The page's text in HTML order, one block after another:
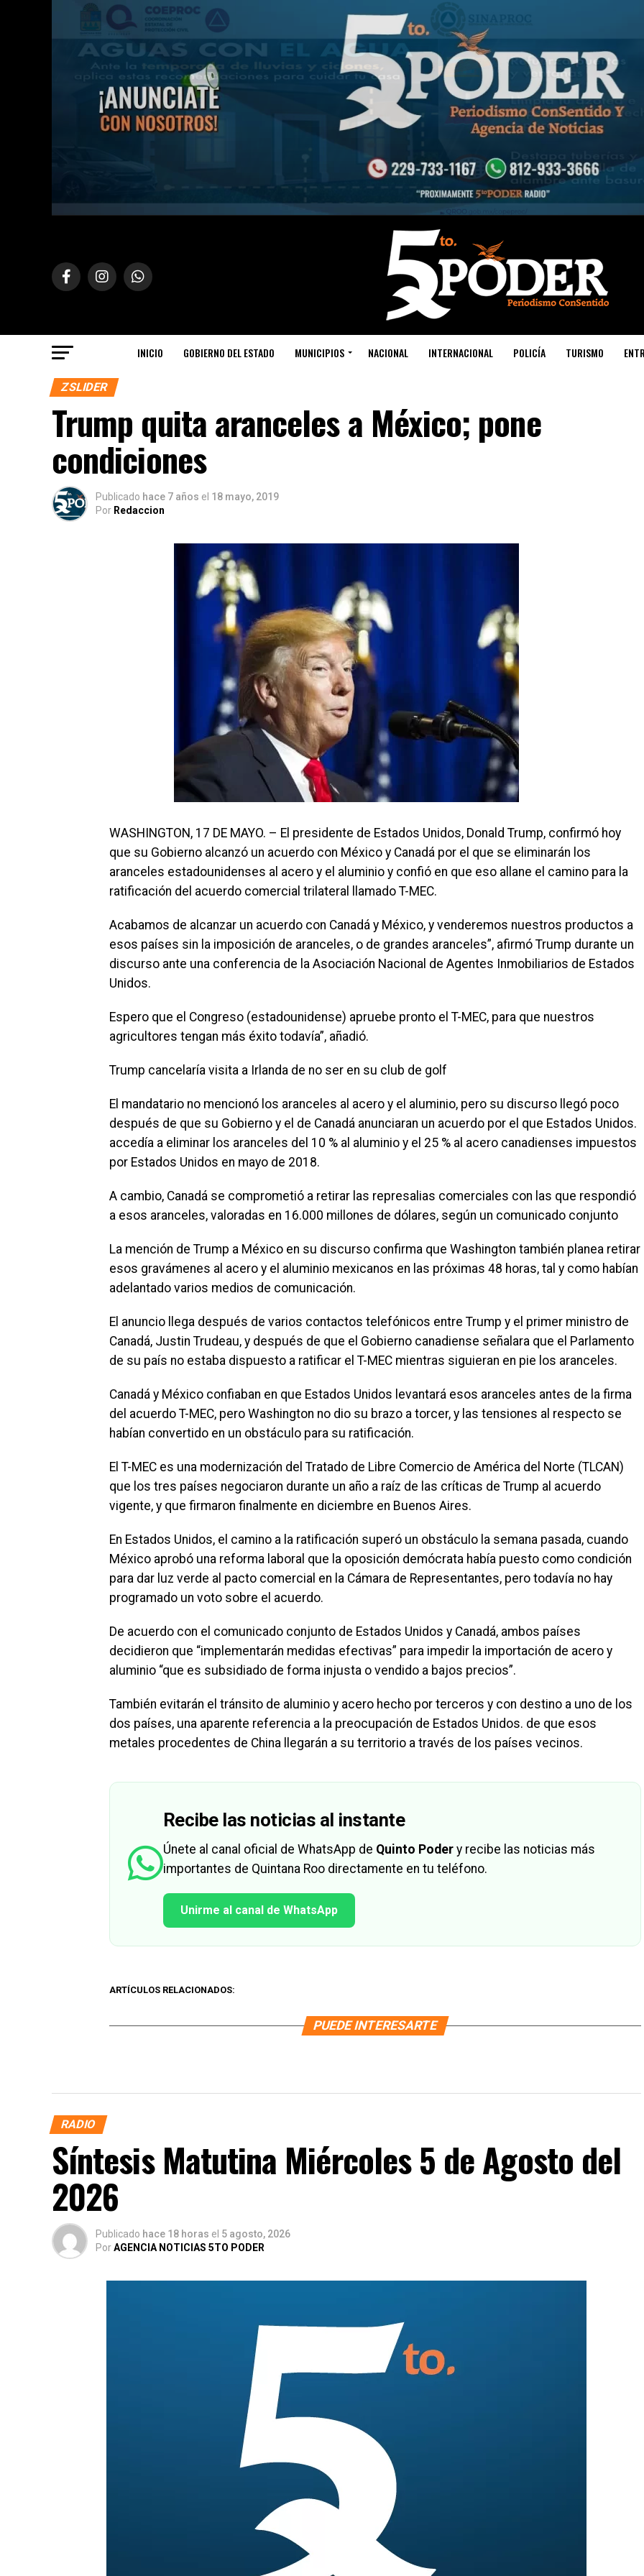
INICIO GOBIERNO DEL ESTADO MUNICIPIOS NACIONAL INTERNACIONAL POLICÍA TURISMO
ZSLIDER
Trump quita aranceles a México; pone
condiciones
Publicado hace 7 años el 18 mayo, 2019
Por Redaccion
WASHINGTON, 17 DE MAYO. – El presidente de Estados Unidos, Donald Trump, confirmó hoy
que su Gobierno alcanzó un acuerdo con México y Canadá por el que se eliminarán los
aranceles estadounidenses al acero y el aluminio y confió en que eso allane el camino para la
ratificación del acuerdo comercial trilateral llamado T-MEC.
Acabamos de alcanzar un acuerdo con Canadá y México, y venderemos nuestros productos a
esos países sin la imposición de aranceles, o de grandes aranceles”, afirmó Trump durante un
discurso ante una conferencia de la Asociación Nacional de Agentes Inmobiliarios de Estados
Unidos.
Espero que el Congreso (estadounidense) apruebe pronto el T-MEC, para que nuestros
agricultores tengan más éxito todavía”, añadió.
Trump cancelaría visita a Irlanda de no ser en su club de golf
El mandatario no mencionó los aranceles al acero y el aluminio, pero su discurso llegó poco
después de que su Gobierno y el de Canadá anunciaran un acuerdo por el que Estados Unidos.
accedía a eliminar los aranceles del 10 % al aluminio y el 25 % al acero canadienses impuestos
por Estados Unidos en mayo de 2018.
A cambio, Canadá se comprometió a retirar las represalias comerciales con las que respondió
a esos aranceles, valoradas en 16.000 millones de dólares, según un comunicado conjunto
La mención de Trump a México en su discurso confirma que Washington también planea retirar
esos gravámenes al acero y el aluminio mexicanos en las próximas 48 horas, tal y como habían
adelantado varios medios de comunicación.
El anuncio llega después de varios contactos telefónicos entre Trump y el primer ministro de
Canadá, Justin Trudeau, y después de que el Gobierno canadiense señalara que el Parlamento
de su país no estaba dispuesto a ratificar el T-MEC mientras siguieran en pie los aranceles.
Canadá y México confiaban en que Estados Unidos levantará esos aranceles antes de la firma
del acuerdo T-MEC, pero Washington no dio su brazo a torcer, y las tensiones al respecto se
habían convertido en un obstáculo para su ratificación.
El T-MEC es una modernización del Tratado de Libre Comercio de América del Norte (TLCAN)
que los tres países negociaron durante un año a raíz de las críticas de Trump al acuerdo
vigente, y que firmaron finalmente en diciembre en Buenos Aires.
En Estados Unidos, el camino a la ratificación superó un obstáculo la semana pasada, cuando
México aprobó una reforma laboral que la oposición demócrata había puesto como condición
para dar luz verde al pacto comercial en la Cámara de Representantes, pero todavía no hay
programado un voto sobre el acuerdo.
De acuerdo con el comunicado conjunto de Estados Unidos y Canadá, ambos países
decidieron que “implementarán medidas efectivas” para impedir la importación de acero y
aluminio “que es subsidiado de forma injusta o vendido a bajos precios”.
También evitarán el tránsito de aluminio y acero hecho por terceros y con destino a uno de los
dos países, una aparente referencia a la preocupación de Estados Unidos. de que esos
metales procedentes de China llegarán a su territorio a través de los países vecinos.
Recibe las noticias al instante
Únete al canal oficial de WhatsApp de Quinto Poder y recibe las noticias más
importantes de Quintana Roo directamente en tu teléfono.
Unirme al canal de WhatsApp
ARTÍCULOS RELACIONADOS:
PUEDE INTERESARTE
RADIO
Síntesis Matutina Miércoles 5 de Agosto del
2026
Publicado hace 18 horas el 5 agosto, 2026
PorAGENCIA NOTICIAS 5TO PODER